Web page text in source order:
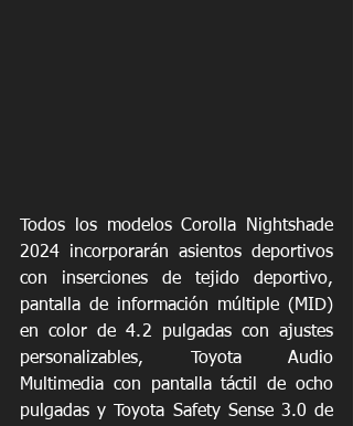
Todos los modelos Corolla Nightshade
2024 incorporarán asientos deportivos
con inserciones de tejido deportivo,
pantalla de información múltiple (MID)
en color de 4.2 pulgadas con ajustes
personalizables, Toyota Audio
Multimedia con pantalla táctil de ocho
pulgadas y Toyota Safety Sense 3.0 de